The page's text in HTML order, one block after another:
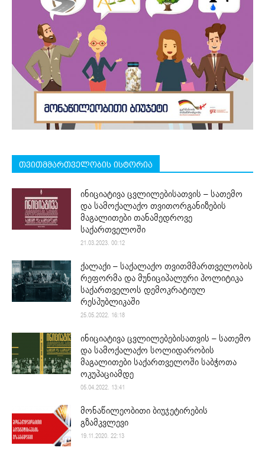
თვითმმართველობის ისტორია
ინიციატივა ცვლილებისათვის – სათემო
და სამოქალაქო თვითორგანიზების
მაგალითები თანამედროვე
საქართველოში
21.03.2023. 00:12
ქალაქი – საქალაქო თვითმმართველობის
რეფორმა და მუნიციპალური პოლიტიკა
საქართველოს დემოკრატიულ
რესპუბლიკაში
25.05.2022. 16:18
ინიციატივა ცვლილებებისათვის – სათემო
და სამოქალაქო სოლიდარობის
მაგალითები საქართველოში საბჭოთა
ოკუპაციამდე
05.04.2022. 13:41
მონაწილეობითი ბიუჯეტირების
გზამკვლევი
19.11.2020. 22:13